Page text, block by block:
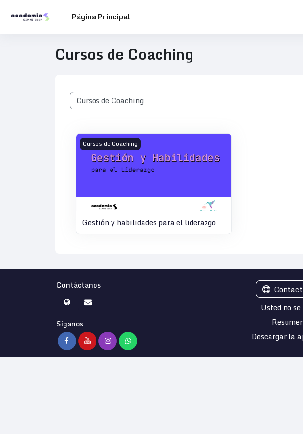
Página Principal
Cursos de Coaching
Categorías
Imagen del curso Gestión y habilidades para el liderazgo
Cursos de Coaching
Gestión y habilidades para el liderazgo
Contáctanos
Síganos
Usted no
Descargar la